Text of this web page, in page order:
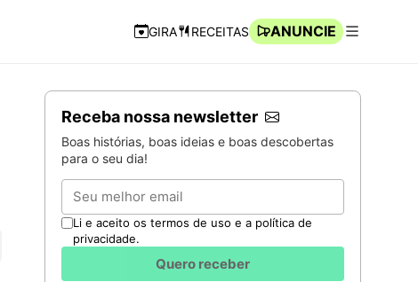
Navegação Rápida
GIRA RECEITAS
ANUNCIE
Receba nossa newsletter
Boas histórias, boas ideias e boas descobertas
para o seu dia!
Email
Li e aceito os termos de uso e a política de
privacidade.
Quero receber